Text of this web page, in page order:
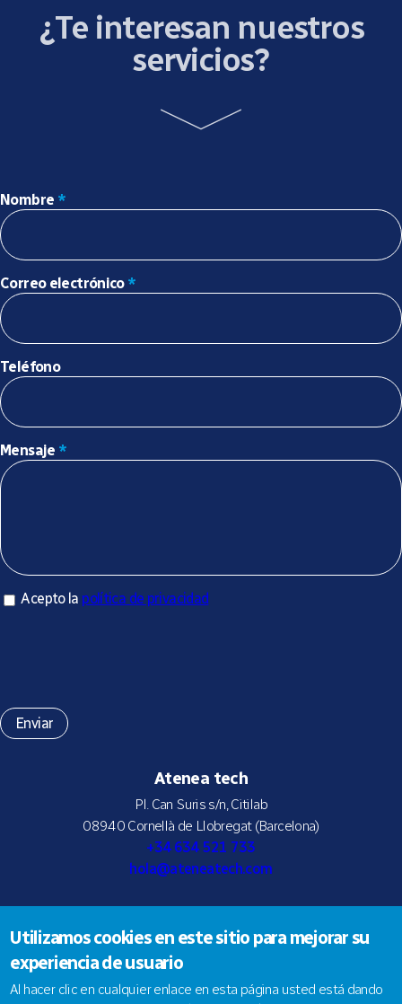
¿Te interesan nuestros
servicios?
Atenea tech
Pl. Can Suris s/n, Citilab
08940 Cornellà de Llobregat (Barcelona)
+34 634 521 733
hola@ateneatech.com
Suscríbete a nuestra newsletter
Nombre *
Correo electrónico *
Teléfono
Mensaje *
Acepto la política de privacidad
Acepto la política de privacidad
Utilizamos cookies en este sitio para mejorar su
experiencia de usuario
Al hacer clic en cualquier enlace en esta página usted está dando